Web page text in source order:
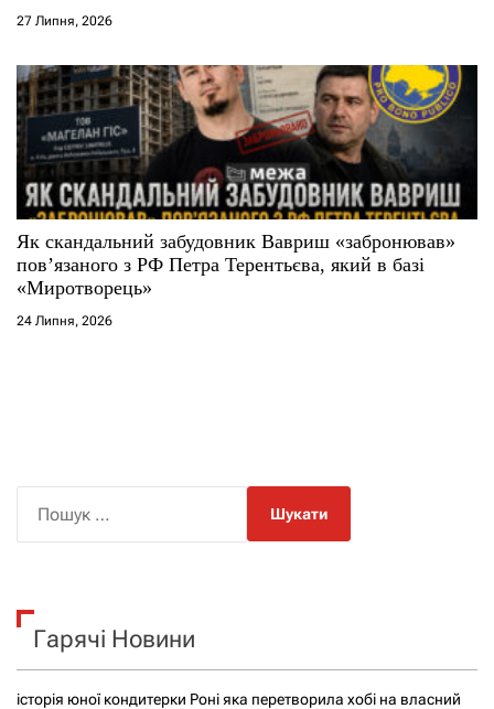
27 Липня, 2026
Як скандальний забудовник Вавриш «забронював»
повʼязаного з РФ Петра Терентьєва, який в базі
«Миротворець»
24 Липня, 2026
к
Гарячі Новини
історія юної кондитерки Роні яка перетворила хобі на власний